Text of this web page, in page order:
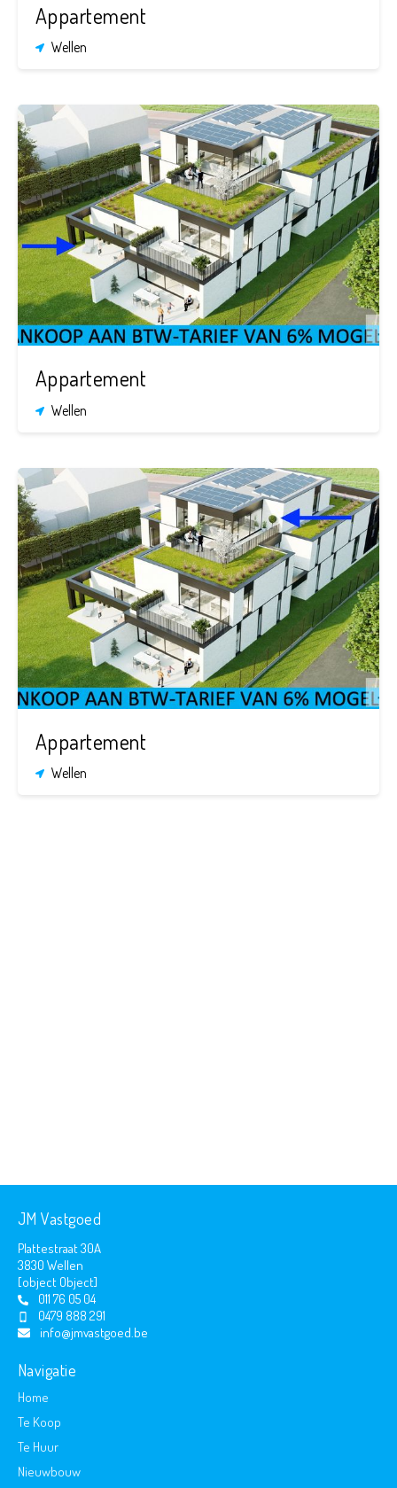
Appartement
Wellen
2
1
95,98
m²
Appartement
Wellen
2
1
126,74
m²
Appartement
Wellen
JM Vastgoed
Plattestraat 30A
3830 Wellen
[object Object]
011 76 05 04
0479 888 291
info@jmvastgoed.be
Navigatie
Home
Te Koop
Te Huur
Nieuwbouw